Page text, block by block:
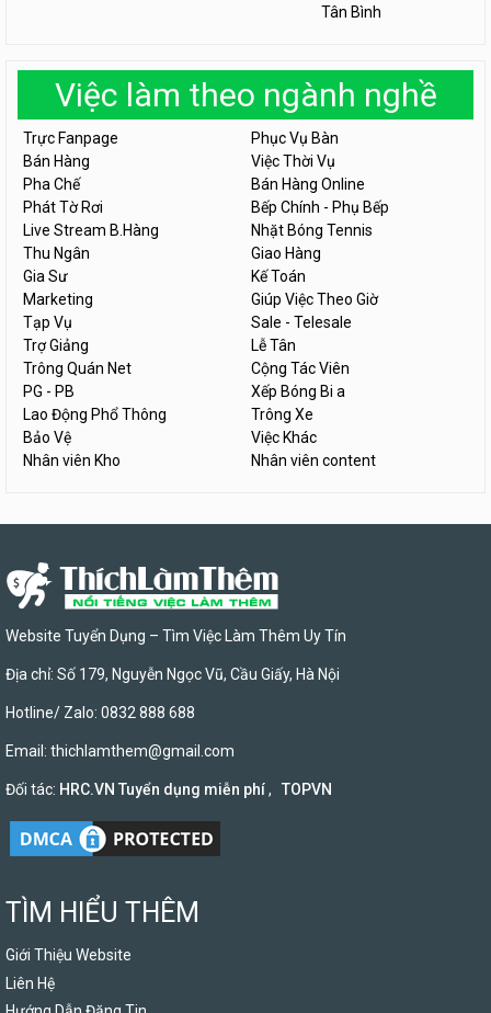
Tân Bình
Việc làm theo ngành nghề
Trực Fanpage
Phục Vụ Bàn
Bán Hàng
Việc Thời Vụ
Pha Chế
Bán Hàng Online
Phát Tờ Rơi
Bếp Chính - Phụ Bếp
Live Stream B.Hàng
Nhặt Bóng Tennis
Thu Ngân
Giao Hàng
Gia Sư
Kế Toán
Marketing
Giúp Việc Theo Giờ
Tạp Vụ
Sale - Telesale
Trợ Giảng
Lễ Tân
Trông Quán Net
Cộng Tác Viên
PG - PB
Xếp Bóng Bi a
Lao Động Phổ Thông
Trông Xe
Bảo Vệ
Việc Khác
Nhân viên Kho
Nhân viên content
Website Tuyển Dụng – Tìm Việc Làm Thêm Uy Tín
Địa chỉ: Số 179, Nguyễn Ngọc Vũ, Cầu Giấy, Hà Nội
Hotline/ Zalo: 0832 888 688
Email: thichlamthem@gmail.com
Đối tác: HRC.VN Tuyển dụng miễn phí, TOPVN
TÌM HIỂU THÊM
Giới Thiệu Website
Liên Hệ